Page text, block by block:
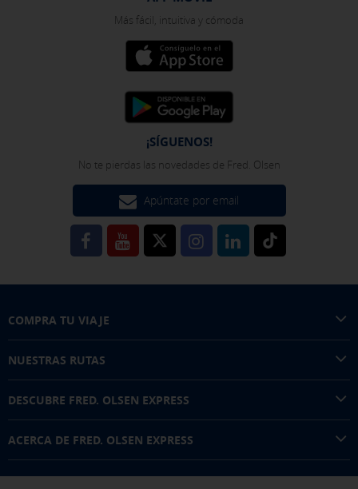
Más fácil, intuitiva y cómoda
¡SÍGUENOS!
No te pierdas las novedades de Fred. Olsen
Apúntate por email
COMPRA TU VIAJE
NUESTRAS RUTAS
DESCUBRE FRED. OLSEN EXPRESS
ACERCA DE FRED. OLSEN EXPRESS